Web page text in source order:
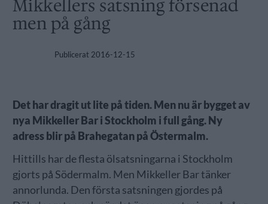
Mikkellers satsning försenad
men på gång
Publicerat 2016-12-15
Det har dragit ut lite på tiden. Men nu är bygget av
nya Mikkeller Bar i Stockholm i full gång. Ny
adress blir på Brahegatan på Östermalm.
Hittills har de flesta ölsatsningarna i Stockholm
gjorts på Södermalm. Men Mikkeller Bar tänker
annorlunda. Den första satsningen gjordes på